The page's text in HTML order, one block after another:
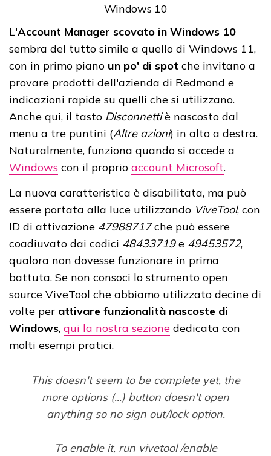
Windows 10
L'Account Manager scovato in Windows 10
sembra del tutto simile a quello di Windows 11,
con in primo piano un po' di spot che invitano a
provare prodotti dell'azienda di Redmond e
indicazioni rapide su quelli che si utilizzano.
Anche qui, il tasto Disconnettiè nascosto dal
menu a tre puntini (Altre azioni) in alto a destra.
Naturalmente, funziona quando si accede a
Windows con il proprio account Microsoft.
La nuova caratteristica è disabilitata, ma può
essere portata alla luce utilizzando ViveTool, con
ID di attivazione 47988717che può essere
coadiuvato dai codici 48433719e 49453572,
qualora non dovesse funzionare in prima
battuta. Se non consoci lo strumento open
source ViveTool che abbiamo utilizzato decine di
volte per attivare funzionalità nascoste di
Windows, qui la nostra sezione dedicata con
molti esempi pratici.
This doesn't seem to be complete yet, the
more options (...) button doesn't open
anything so no sign out/lock option.
To enable it, run vivetool /enable